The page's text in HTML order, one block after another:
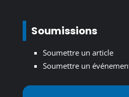
Soumissions
Soumettre un article
Soumettre un